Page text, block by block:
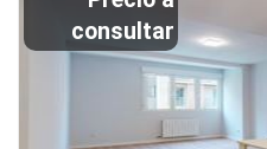
consultar